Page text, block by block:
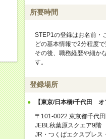
所要時間
STEP1の登録はお名前・
どの基本情報で2分程度で
その後、職務経歴や細か
す。
登録場所
【東京/日本橋/千代田 オ
〒101-0022 東京都千代
JEBL秋葉原スクエア9階
JR・つくばエクスプレス